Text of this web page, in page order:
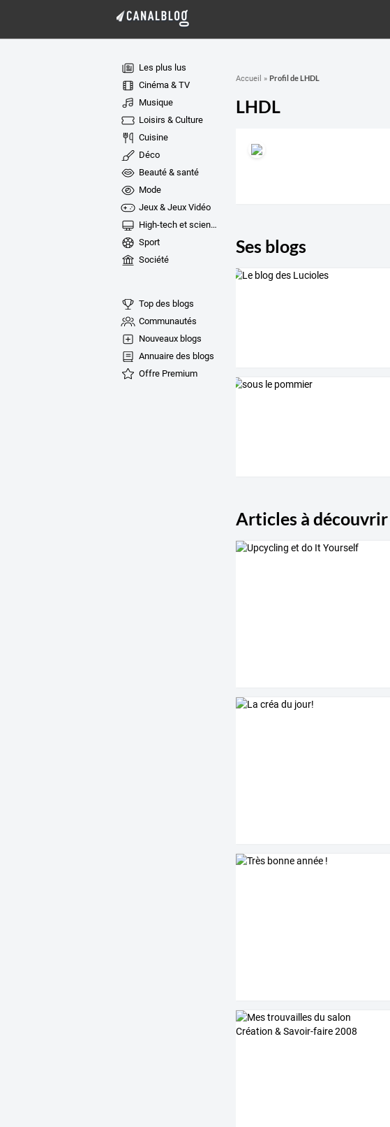
Les plus lus
Cinéma & TV
Musique
Loisirs & Culture
Cuisine
Déco
Beauté & santé
Mode
Jeux & Jeux Vidéo
High-tech et sciences
Sport
Société
Top des blogs
Communautés
Nouveaux blogs
Annuaire des blogs
Offre Premium
Accueil » Profil de LHDL
LHDL
Ses blogs
Articles à découvrir